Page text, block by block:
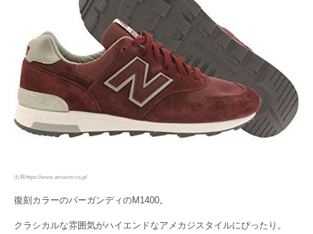
出典https://www.amazon.co.jp/
復刻カラーのバーガンディのM1400。
クラシカルな雰囲気がハイエンドなアメカジスタイルにぴったり。